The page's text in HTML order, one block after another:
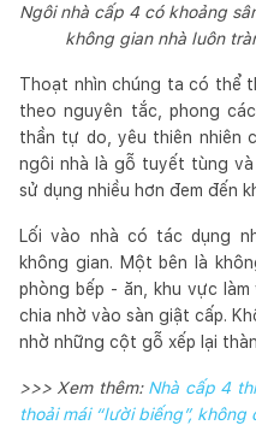
Ngôi nhà cấp 4 có khoảng
không gian nhà luôn
Thoạt nhìn chúng ta có thể
theo nguyên tắc, phong
thần tự do, yêu thiên nhiên
ngôi nhà là gỗ tuyết tùng
sử dụng nhiều hơn đem đến
Lối vào nhà có tác dụng
không gian. Một bên là
phòng bếp - ăn, khu vực
chia nhờ vào sàn giật cấp.
nhờ những cột gỗ xếp lại
>>> Xem thêm: Nhà cấp 4
thoải mái “lười biếng”,